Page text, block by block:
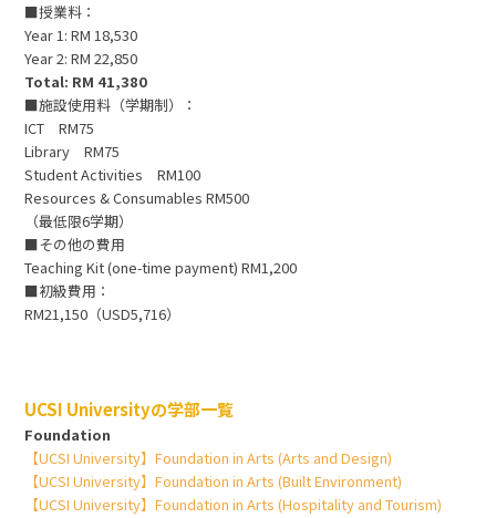
■授業料：
Year 1: RM 18,530
Year 2: RM 22,850
Total: RM 41,380
■施設使用料（学期制）：
ICT RM75
Library RM75
Student Activities RM100
Resources & Consumables RM500
（最低限6学期）
■その他の費用
Teaching Kit (one-time payment) RM1,200
■初級費用：
RM21,150（USD5,716）
UCSI Universityの学部一覧
Foundation
【UCSI University】Foundation in Arts (Arts and Design)
【UCSI University】Foundation in Arts (Built Environment)
【UCSI University】Foundation in Arts (Hospitality and Tourism)